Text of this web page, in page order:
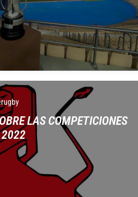
LAS COMPETICIONES
2022